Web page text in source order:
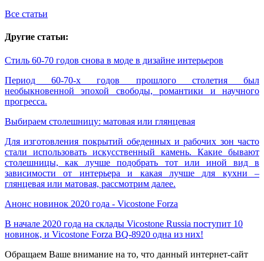
Все статьи
Другие статьи:
Стиль 60-70 годов снова в моде в дизайне интерьеров
Период 60-70-х годов прошлого столетия был
необыкновенной эпохой свободы, романтики и научного
прогресса.
Выбираем столешницу: матовая или глянцевая
Для изготовления покрытий обеденных и рабочих зон часто
стали использовать искусственный камень. Какие бывают
столешницы, как лучше подобрать тот или иной вид в
зависимости от интерьера и какая лучше для кухни –
глянцевая или матовая, рассмотрим далее.
Анонс новинок 2020 года - Vicostone Forza
В начале 2020 года на склады Vicostone Russia поступит 10
новинок, и Vicostone Forza BQ-8920 одна из них!
Обращаем Ваше внимание на то, что данный интернет-сайт